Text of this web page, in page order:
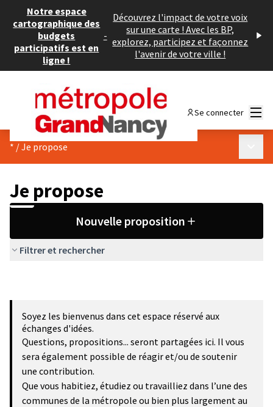
Notre espace
cartographique des
budgets
participatifs est en
ligne !
-
Découvrez l'impact de votre voix
sur une carte ! Avec les BP,
explorez, participez et façonnez
l'avenir de votre ville !
Se connecter
* /Je propose
Je propose
Nouvelle proposition
Filtrer et rechercher
Soyez les bienvenus dans cet espace réservé aux
échanges d'idées.
Questions, propositions... seront partagées ici. Il vous
sera également possible de réagir et/ou de soutenir
une contribution.
Que vous habitiez, étudiez ou travailliez dans l’une des
communes de la métropole ou bien plus largement au